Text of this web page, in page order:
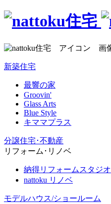
新築住宅
最響の家
Groovin'
Glass Arts
Blue Style
キママプラス
分譲住宅･不動産
リフォーム･リノベ
納得リフォームスタジオ
nattoku リノベ
モデルハウス/ショールーム